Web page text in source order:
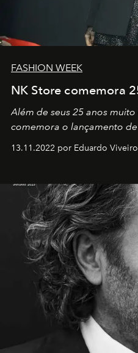
FASHION WEEK
NK Store comemora
Além de seus 25 anos
comemora o lançamento
13.11.2022 por Eduardo